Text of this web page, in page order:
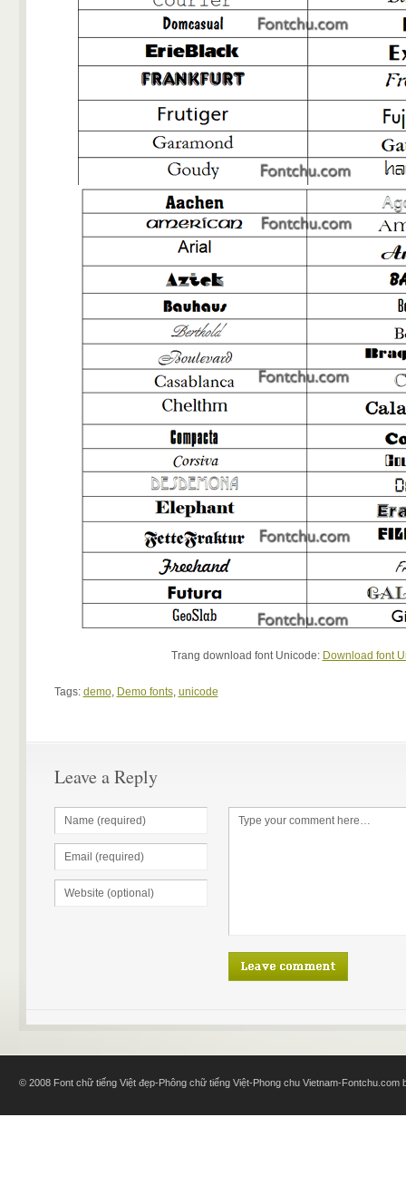
Trang download font Unicode: Download font
Tags: demo, Demo fonts, unicode
Leave a Reply
© 2008 Font chữ tiếng Việt đẹp-Phông chữ tiếng Việt-Phong chu Vietnam-Fontchu.com